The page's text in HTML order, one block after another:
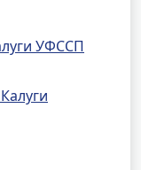
УФССП